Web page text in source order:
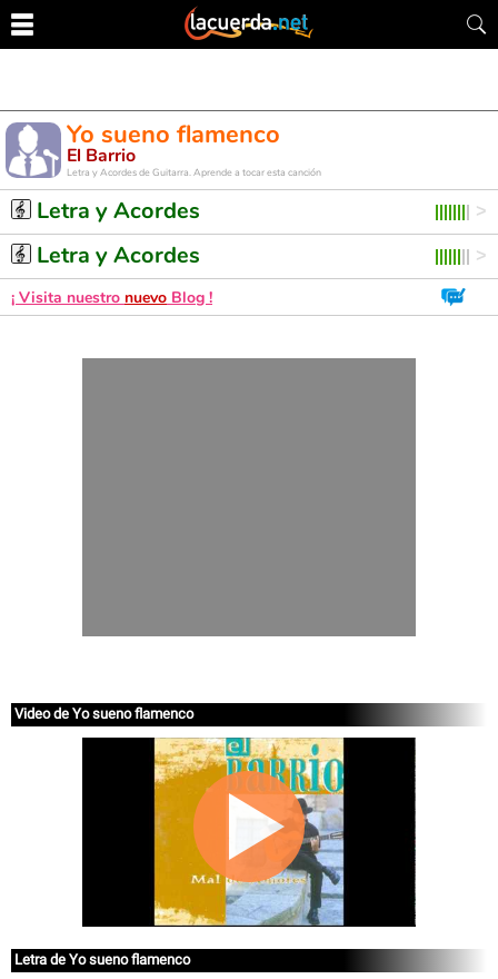
Yo sueno flamenco
El Barrio
Letra y Acordes de Guitarra. Aprende a tocar esta canción
Letra y Acordes
Letra y Acordes
¡ Visita nuestro nuevo Blog !
Video de Yo sueno flamenco
Letra de Yo sueno flamenco